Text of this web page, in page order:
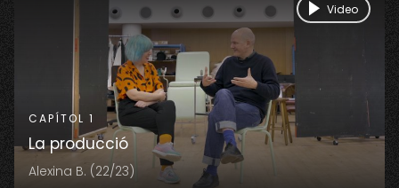
CAPÍTOL 1
La producció
Alexina B. (22/23)
Video